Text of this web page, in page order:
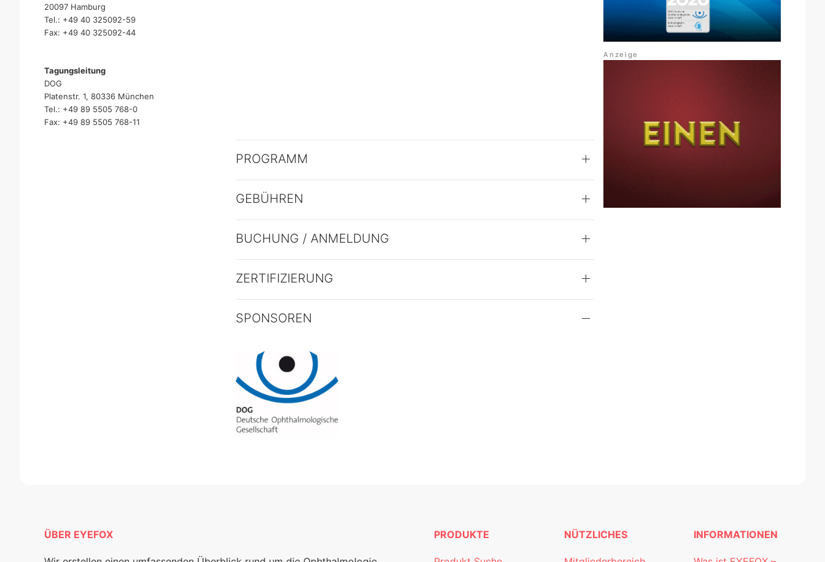
20097 Hamburg
Tel.: +49 40 325092-59
Fax: +49 40 325092-44
Tagungsleitung
DOG
Platenstr. 1, 80336 München
Tel.: +49 89 5505 768-0
Fax: +49 89 5505 768-11
PROGRAMM
GEBÜHREN
BUCHUNG / ANMELDUNG
ZERTIFIZIERUNG
SPONSOREN
ÜBER EYEFOX PRODUKTE NÜTZLICHES INFORMATIONEN